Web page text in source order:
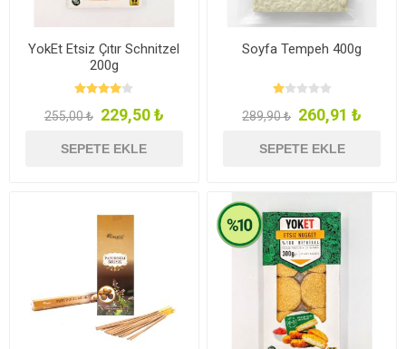
YokEt Etsiz Çıtır Schnitzel
200g
255,00 ₺ 229,50 ₺
SEPETE EKLE
Soyfa Tempeh 400g
289,90 ₺ 260,91 ₺
SEPETE EKLE